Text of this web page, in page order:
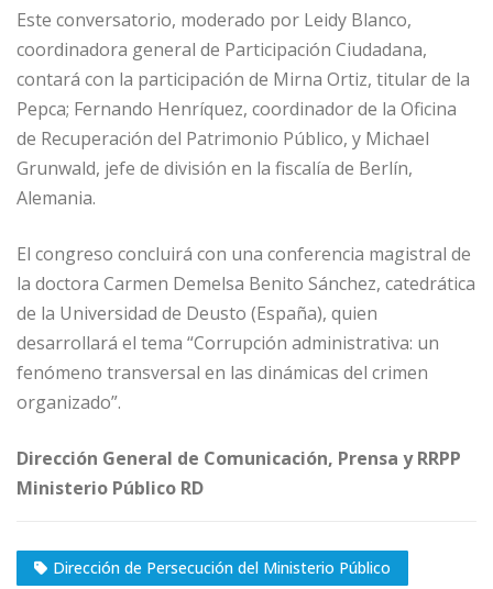
Este conversatorio, moderado por Leidy Blanco,
coordinadora general de Participación Ciudadana,
contará con la participación de Mirna Ortiz, titular de la
Pepca; Fernando Henríquez, coordinador de la Oficina
de Recuperación del Patrimonio Público, y Michael
Grunwald, jefe de división en la fiscalía de Berlín,
Alemania.
El congreso concluirá con una conferencia magistral de
la doctora Carmen Demelsa Benito Sánchez, catedrática
de la Universidad de Deusto (España), quien
desarrollará el tema “Corrupción administrativa: un
fenómeno transversal en las dinámicas del crimen
organizado”.
Dirección General de Comunicación, Prensa y RRPP
Ministerio Público RD
Dirección de Persecución del Ministerio Público